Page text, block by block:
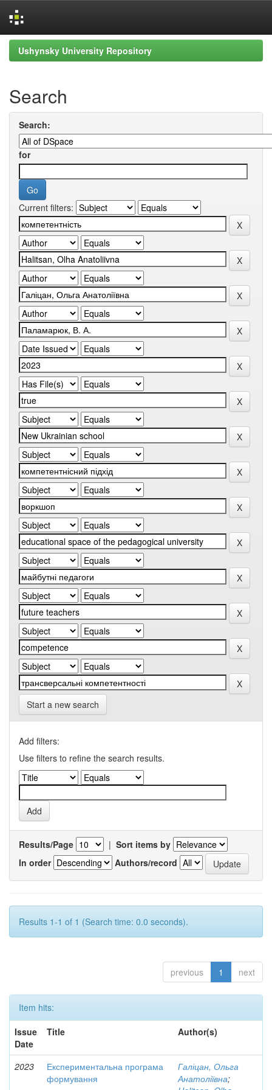
Skip
navigation
Ushynsky University Repository
Search
Search:
for
Current filters:
Start a new search
Add filters:
Use filters to refine the search results.
Results/Page | Sort items by
In order
Authors/record
Results 1-1 of 1 (Search time: 0.0 seconds).
previous 1 next
Item hits:
Issue
Date
Title Author(s)
2023
Експериментальна програма
формування
Галіцан, Ольга
Анатоліївна;